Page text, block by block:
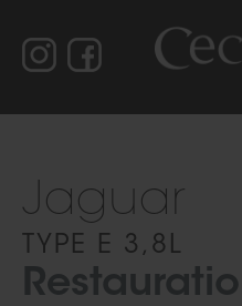
Jaguar
TYPE E 3,8L